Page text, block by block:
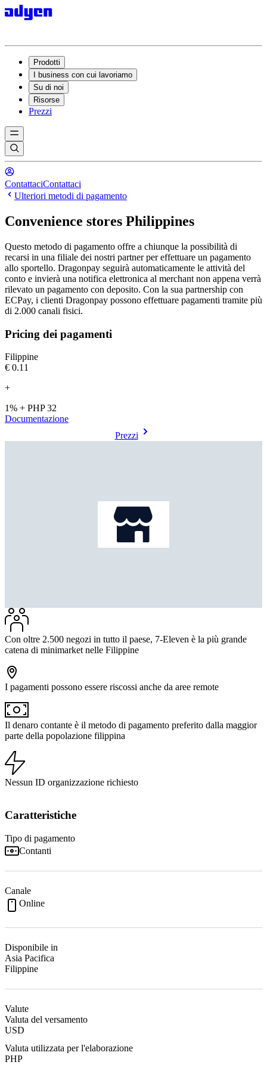
Prodotti
I business con cui lavoriamo
Su di noi
Risorse
Prezzi
ContattaciContattaci
Ulteriori metodi di pagamento
Convenience stores Philippines
Questo metodo di pagamento offre a chiunque la possibilità di
recarsi in una filiale dei nostri partner per effettuare un pagamento
allo sportello. Dragonpay seguirà automaticamente le attività del
conto e invierà una notifica elettronica al merchant non appena verrà
rilevato un pagamento con deposito. Con la sua partnership con
ECPay, i clienti Dragonpay possono effettuare pagamenti tramite più
di 2.000 canali fisici.
Pricing dei pagamenti
Filippine
€0.11
+
1% + PHP 32
Documentazione
Prezzi
Con oltre 2.500 negozi in tutto il paese, 7-Eleven è la più grande
catena di minimarket nelle Filippine
I pagamenti possono essere riscossi anche da aree remote
Il denaro contante è il metodo di pagamento preferito dalla maggior
parte della popolazione filippina
Nessun ID organizzazione richiesto
Caratteristiche
Tipo di pagamento
Contanti
Canale
Online
Disponibile in
Asia Pacifica
Filippine
Valute
Valuta del versamento
USD
Valuta utilizzata per l'elaborazione
PHP